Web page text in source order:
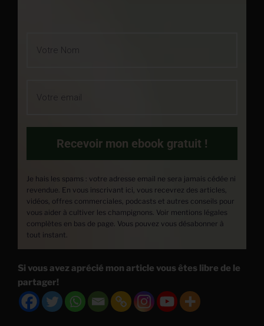
Recevoir mon ebook gratuit !
Je hais les spams : votre adresse email ne sera jamais cédée ni
revendue. En vous inscrivant ici, vous recevrez des articles,
vidéos, offres commerciales, podcasts et autres conseils pour
vous aider à cultiver les champignons. Voir mentions légales
complètes en bas de page. Vous pouvez vous désabonner à
tout instant.
Si vous avez aprécié mon article vous êtes libre de le
partager!